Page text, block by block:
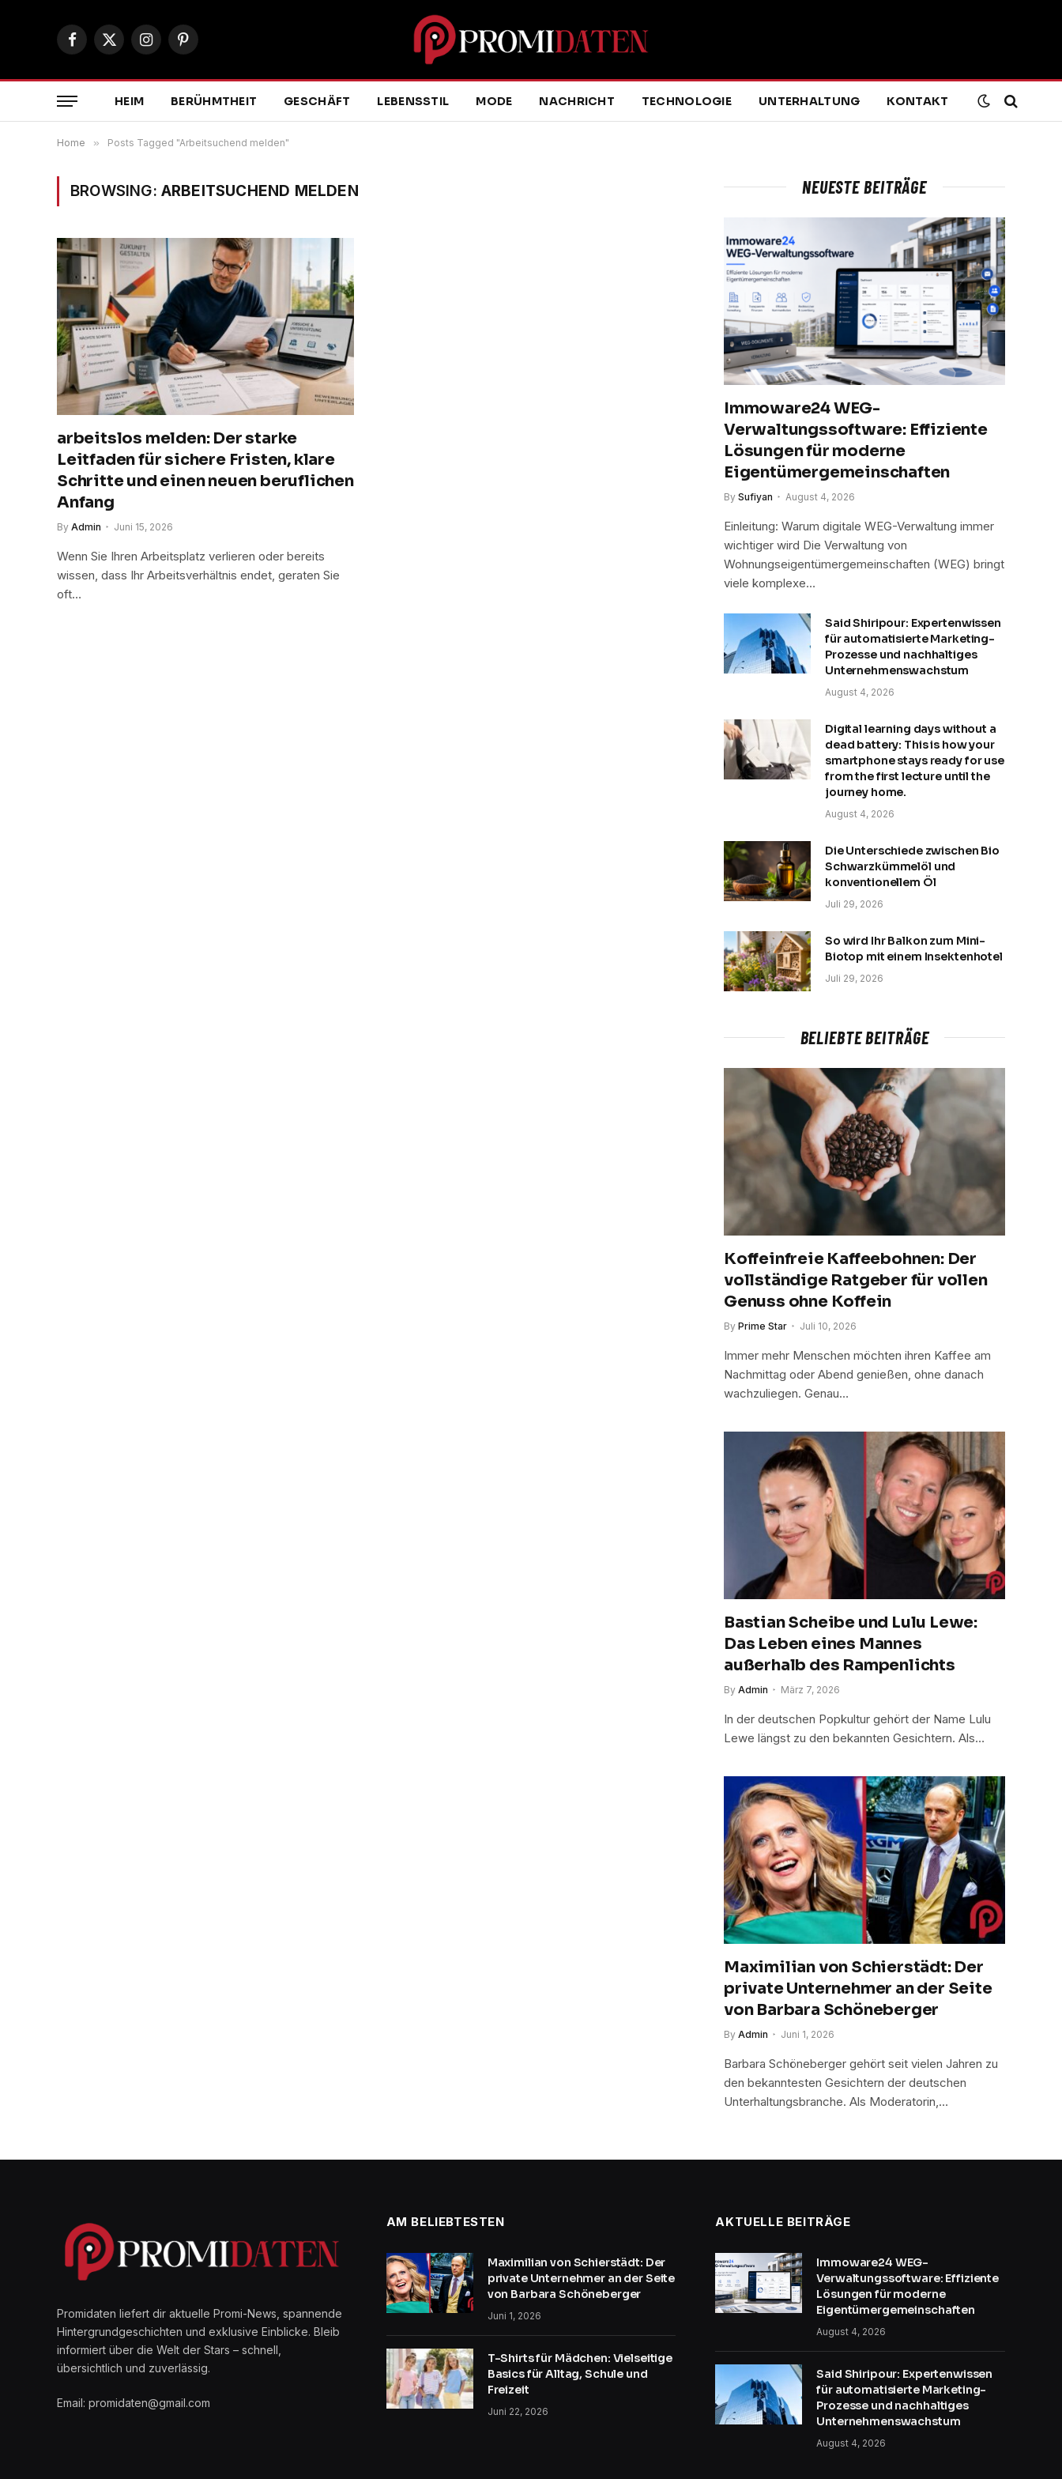
Facebook
X
InstagramPinterest
HEIM BERÜHMTHEIT GESCHÄFT LEBENSSTIL MODE NACHRICHT TECHNOLOGIE UNTERHALTUNG KONTAKT
Home » Posts Tagged "Arbeitsuchend melden"
BROWSING: ARBEITSUCHEND MELDEN
arbeitslos melden: Der starke
Leitfaden für sichere Fristen, klare
Schritte und einen neuen beruflichen
Anfang
By Admin Juni 15, 2026
Wenn Sie Ihren Arbeitsplatz verlieren oder bereits
wissen, dass Ihr Arbeitsverhältnis endet, geraten Sie
oft…
NEUESTE BEITRÄGE
Immoware24 WEG-
Verwaltungssoftware: Effiziente
Lösungen für moderne
Eigentümergemeinschaften
By Sufiyan August 4, 2026
Einleitung: Warum digitale WEG-Verwaltung immer
wichtiger wird Die Verwaltung von
Wohnungseigentümergemeinschaften (WEG) bringt
viele komplexe…
Said Shiripour: Expertenwissen
für automatisierte Marketing-
Prozesse und nachhaltiges
Unternehmenswachstum
August 4, 2026
Digital learning days without a
dead battery: This is how your
smartphone stays ready for use
from the first lecture until the
journey home.
August 4, 2026
Die Unterschiede zwischen Bio
Schwarzkümmelöl und
konventionellem Öl
Juli 29, 2026
So wird Ihr Balkon zum Mini-
Biotop mit einem Insektenhotel
Juli 29, 2026
BELIEBTE BEITRÄGE
Koffeinfreie Kaffeebohnen: Der
vollständige Ratgeber für vollen
Genuss ohne Koffein
By Prime Star Juli 10, 2026
Immer mehr Menschen möchten ihren Kaffee am
Nachmittag oder Abend genießen, ohne danach
wachzuliegen. Genau…
Bastian Scheibe und Lulu Lewe:
Das Leben eines Mannes
außerhalb des Rampenlichts
By Admin März 7, 2026
In der deutschen Popkultur gehört der Name Lulu
Lewe längst zu den bekannten Gesichtern. Als…
Maximilian von Schierstädt: Der
private Unternehmer an der Seite
von Barbara Schöneberger
By Admin Juni 1, 2026
Barbara Schöneberger gehört seit vielen Jahren zu
den bekanntesten Gesichtern der deutschen
Unterhaltungsbranche. Als Moderatorin,…
Promidaten liefert dir aktuelle Promi-News, spannende
Hintergrundgeschichten und exklusive Einblicke. Bleib
informiert über die Welt der Stars – schnell,
übersichtlich und zuverlässig.
Email: promidaten@gmail.com
AM BELIEBTESTEN
Maximilian von Schierstädt: Der
private Unternehmer an der Seite
von Barbara Schöneberger
Juni 1, 2026
T-Shirts für Mädchen: Vielseitige
Basics für Alltag, Schule und
Freizeit
Juni 22, 2026
AKTUELLE BEITRÄGE
Immoware24 WEG-
Verwaltungssoftware: Effiziente
Lösungen für moderne
Eigentümergemeinschaften
August 4, 2026
Said Shiripour: Expertenwissen
für automatisierte Marketing-
Prozesse und nachhaltiges
Unternehmenswachstum
August 4, 2026